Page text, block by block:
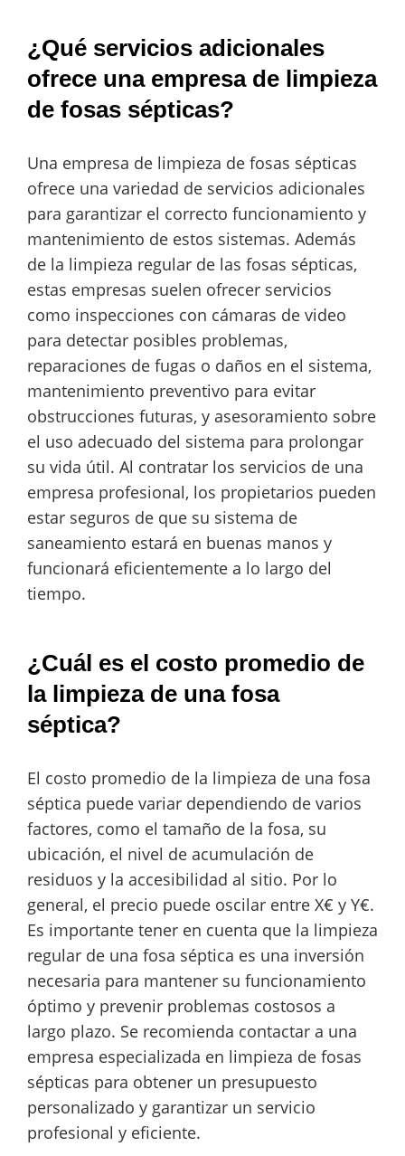
¿Qué servicios adicionales
ofrece una empresa de limpieza
de fosas sépticas?
Una empresa de limpieza de fosas sépticas
ofrece una variedad de servicios adicionales
para garantizar el correcto funcionamiento y
mantenimiento de estos sistemas. Además
de la limpieza regular de las fosas sépticas,
estas empresas suelen ofrecer servicios
como inspecciones con cámaras de video
para detectar posibles problemas,
reparaciones de fugas o daños en el sistema,
mantenimiento preventivo para evitar
obstrucciones futuras, y asesoramiento sobre
el uso adecuado del sistema para prolongar
su vida útil. Al contratar los servicios de una
empresa profesional, los propietarios pueden
estar seguros de que su sistema de
saneamiento estará en buenas manos y
funcionará eficientemente a lo largo del
tiempo.
¿Cuál es el costo promedio de
la limpieza de una fosa
séptica?
El costo promedio de la limpieza de una fosa
séptica puede variar dependiendo de varios
factores, como el tamaño de la fosa, su
ubicación, el nivel de acumulación de
residuos y la accesibilidad al sitio. Por lo
general, el precio puede oscilar entre X€ y Y€.
Es importante tener en cuenta que la limpieza
regular de una fosa séptica es una inversión
necesaria para mantener su funcionamiento
óptimo y prevenir problemas costosos a
largo plazo. Se recomienda contactar a una
empresa especializada en limpieza de fosas
sépticas para obtener un presupuesto
personalizado y garantizar un servicio
profesional y eficiente.